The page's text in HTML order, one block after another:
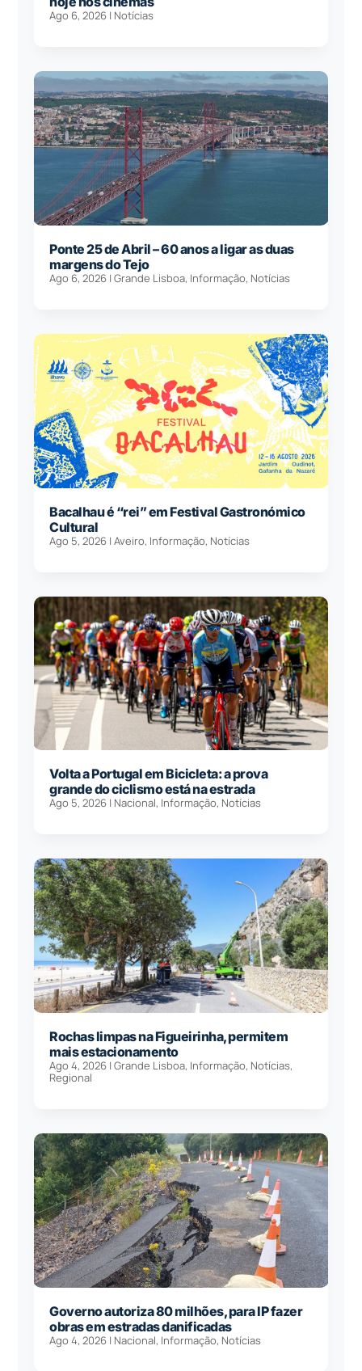
Ago 6, 2026 | Notícias
Ponte 25 de Abril – 60 anos a ligar as duas
margens do Tejo
Ago 6, 2026 |Grande Lisboa, Informação, Notícias
Bacalhau é “rei” em Festival Gastronómico
Cultural
Ago 5, 2026 |Aveiro, Informação, Notícias
Volta a Portugal em Bicicleta: a prova
grande do ciclismo está na estrada
Ago 5, 2026 | Nacional, Informação, Notícias
Rochas limpas na Figueirinha, permitem
mais estacionamento
Ago 4, 2026 |Grande Lisboa, Informação, Notícias,
Regional
Governo autoriza 80 milhões, para IP fazer
obras em estradas danificadas
Ago 4, 2026 | Nacional, Informação, Notícias